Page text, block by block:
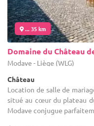
... 35 km
Domaine du Château
Modave - Liège (WLG)
Château
Location de salle de
situé au cœur du plateau
Modave conjugue